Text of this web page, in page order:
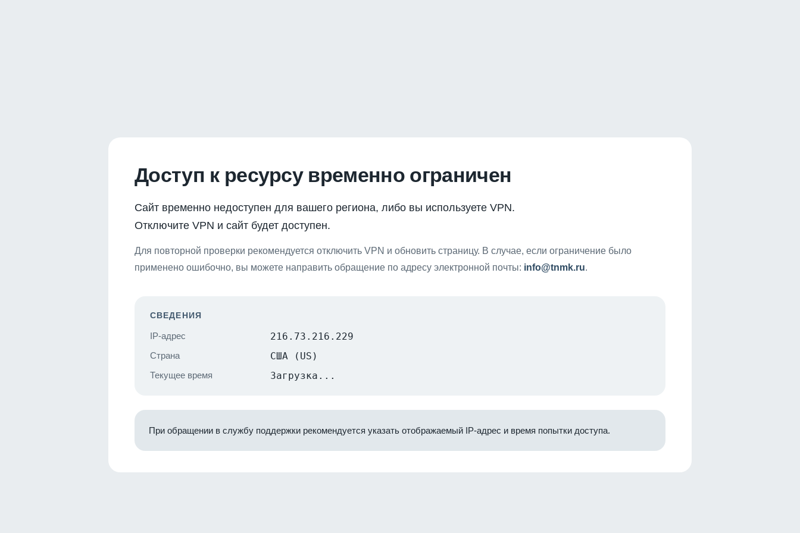
Доступ к ресурсу временно ограничен
Сайт временно недоступен для вашего региона, либо вы используете VPN.
Отключите VPN и сайт будет доступен.
Для повторной проверки рекомендуется отключить VPN и обновить страницу. В случае, если ограничение было
применено ошибочно, вы можете направить обращение по адресу электронной почты: info@tnmk.ru.
СВЕДЕНИЯ
IP-адрес 216.73.216.229
Страна США (US)
Текущее время Загрузка...
При обращении в службу поддержки рекомендуется указать отображаемый IP-адрес и время попытки доступа.